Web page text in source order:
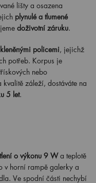
lišty a osazena
plynulé a tlumené
doživotní záruku.
policemi, jejichž
potřeb. Korpus je
nebo
záleží, dostáváte na
5 let.
o výkonu 9 Wa teplotě
v horní rampě galerky a
Ve spodní části nechybí